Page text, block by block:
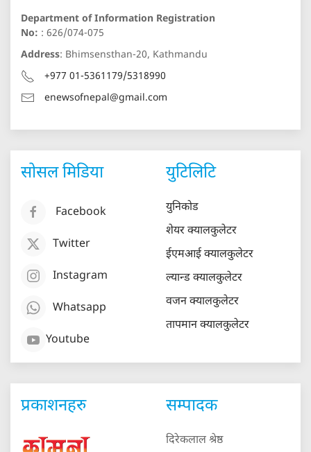
Department of Information Registration
No: : 626/074-075
Address: Bhimsensthan-20, Kathmandu
+977 01-5361179/5318990
enewsofnepal@gmail.com
सोसल मिडिया
Facebook
Twitter
Instagram
Whatsapp
Youtube
युटिलिटि
युनिकोड
शेयर क्यालकुलेटर
ईएमआई क्यालकुलेटर
ल्यान्ड क्यालकुलेटर
वजन क्यालकुलेटर
तापमान क्यालकुलेटर
प्रकाशनहरु सम्पादक
दिरेकलाल श्रेष्ठ